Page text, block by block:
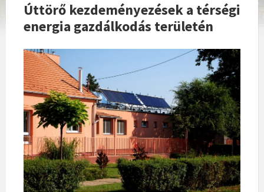
Úttörő kezdeményezések a térségi
energia gazdálkodás területén